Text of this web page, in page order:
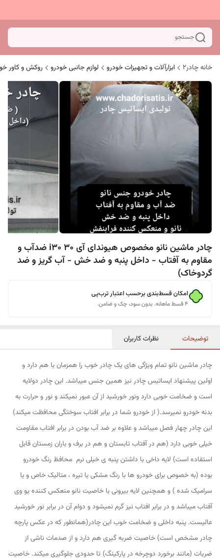
جستجو
خانه چادر۲ ابزارآلات و تجهیزات خودرو لوازم جانبی خودرو روکش و کاور
چادر ماشین نانو مخصوص هیوندای آی 30 i30 ضدآب و
مقاوم به آفتاب - داخل پنبه و ضد خش - آب گریز و ضد
گردوخاک)
امکان قسط‌بندی برحسب اعتبار ترب‌پی
۴ قسط ماهانه. بدون سود، چک و ضامن.
توضیحات نظرات کاربران
چادر ماشین نانو تمام ویژگی های یک چادر خوب را همزمان با هم دارد و
اولین پیشنهاد ایساتیس چادر نیز همین جنس میباشد. این چادر دولایه
است و ضخامت خوبی دارد ونور خورشید از آن عبور نمیکند و نور و حرارت به
بدنه خودرو نمیرسد.( از خودرو شما در برابر افتاب سوختگی محافظت میکند)
این چادر چهار فصل میباشد و علاوه بر ضد آب بودن در برابر افتاب مقاومت
خیلی خوبی دارد (هم در آفتاب تابستان و هم در برف و باران زمستان قابل
استفاده است) لایه داخی با داشتن پنبه ی خیلی نرم محافظ رنگ خودرو
بوده (به خصوص برای خودرو ها با رنگ مشکی یا تیره ، متالیک خاص و یا
سرامیک شده ) و همچنین لایه بیرونی با خاصیت نانو منعکس کننده یو وی
آفتاب میباشد و در برابر افتاب نیز گرم نمیشود و دوام آن در برابر نور خورشید
عالیست. پنبه داخلی و ضخامت خوب این چادر(همانطور که در عکس پارچه
چادر مشخص است) خاصیت ضربه گیری هم دارد و از صدمات ناشی از
ضربات (مانند برخورد دوچرخه در پارکینگ) تا حدودی جلوگیری میکند. خاصیت